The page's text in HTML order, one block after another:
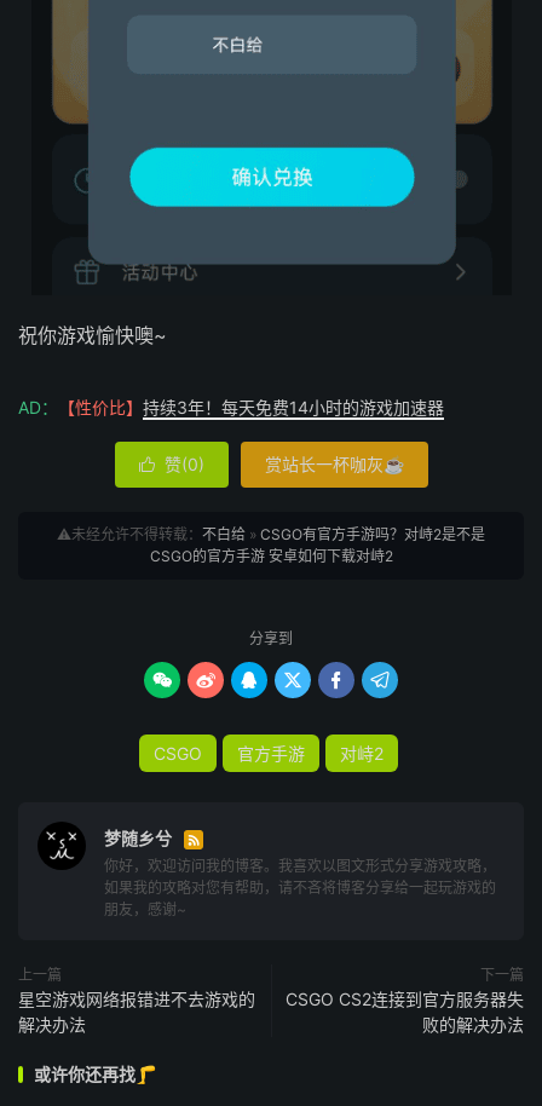
祝你游戏愉快噢~
AD： 【性价比】 持续3年！每天免费14小时的游戏加速器
 赞(0) 赏站长一杯咖灰☕
⚠️未经允许不得转载： 不白给 » CSGO有官方手游吗？对峙2是不是
CSGO的官方手游 安卓如何下载对峙2
分享到
     
CSGO 官方手游 对峙2
梦随乡兮 
你好，欢迎访问我的博客。我喜欢以图文形式分享游戏攻略，
如果我的攻略对您有帮助，请不吝将博客分享给一起玩游戏的
朋友，感谢~
上一篇
星空游戏网络报错进不去游戏的
解决办法
下一篇
CSGO CS2连接到官方服务器失
败的解决办法
或许你还再找🦵